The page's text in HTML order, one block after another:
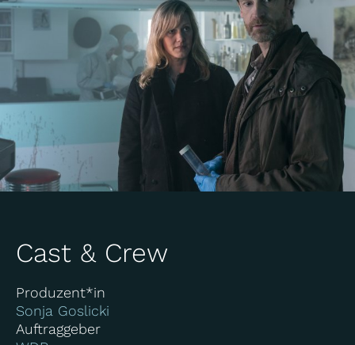
Cast & Crew
Produzent*in
Sonja Goslicki
Auftraggeber